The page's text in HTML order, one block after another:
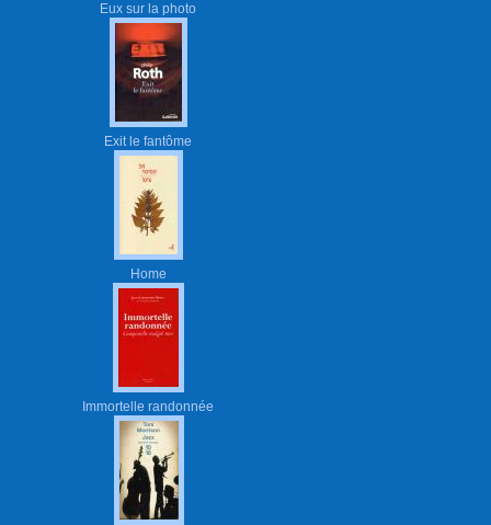
Eux sur la photo
Exit le fantôme
Home
Immortelle randonnée